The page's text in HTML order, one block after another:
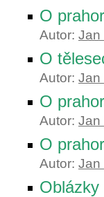
O
Autor: Jan
O
Autor: Jan
O
Autor: Jan
O
Autor: Jan